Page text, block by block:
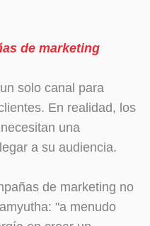
de marketing
solo canal para
En realidad, los
una
a su audiencia.
de marketing no
"a menudo